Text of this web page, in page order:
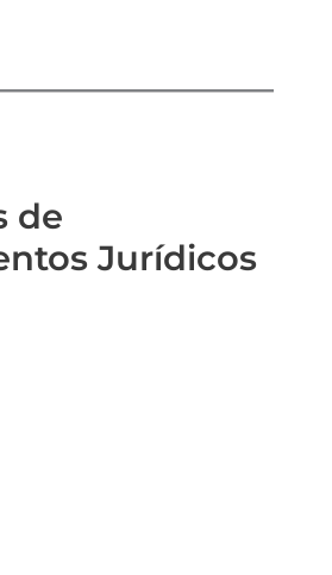
de
Jurídicos